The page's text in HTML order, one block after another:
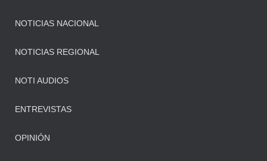
NOTICIAS NACIONAL
NOTICIAS REGIONAL
NOTI AUDIOS
ENTREVISTAS
OPINIÓN